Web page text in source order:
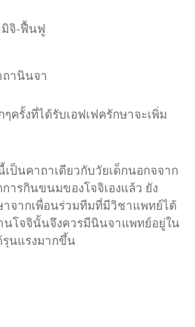
จิ-ฟื้นฟู
ถานินจา
ๆครั้งที่ได้รับเอฟเฟครักษาจะเพิ่ม
เป็นคาถาเดียวกับวัยเด็กนอกจจาก
ารกินขนมของโจจิเองแล้ว ยัง
าจากเพื่อนร่วมทีมที่มีวิชาแพทย์ได้
นโจจินั้นจึงควรมีนินจาแพทย์อยู่ใน
รุนแรงมากขึ้น